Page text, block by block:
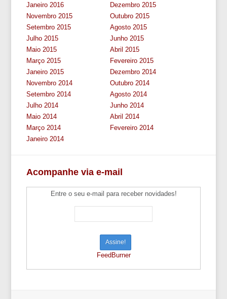
Janeiro 2016
Dezembro 2015
Novembro 2015
Outubro 2015
Setembro 2015
Agosto 2015
Julho 2015
Junho 2015
Maio 2015
Abril 2015
Março 2015
Fevereiro 2015
Janeiro 2015
Dezembro 2014
Novembro 2014
Outubro 2014
Setembro 2014
Agosto 2014
Julho 2014
Junho 2014
Maio 2014
Abril 2014
Março 2014
Fevereiro 2014
Janeiro 2014
Acompanhe via e-mail
Entre o seu e-mail para receber novidades!
FeedBurner